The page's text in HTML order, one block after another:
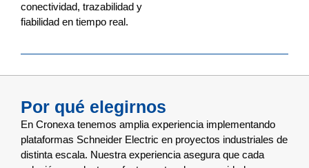
conectividad, trazabilidad y
fiabilidad en tiempo real.
Por qué elegirnos
En Cronexa tenemos amplia experiencia implementando
plataformas Schneider Electric en proyectos industriales de
distinta escala. Nuestra experiencia asegura que cada